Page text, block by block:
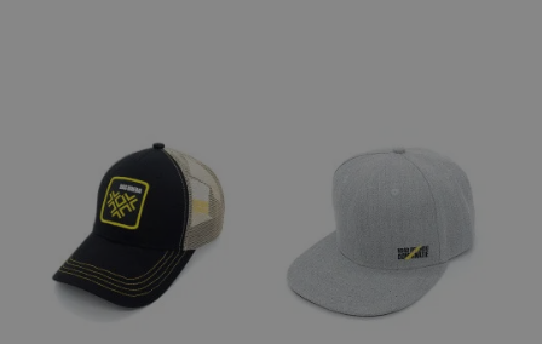
Hoe zijn jouw caps & mutsen in de Fanshop
beland?
In BN DeStem verscheen een artikel over de petjes die ik
eerder maakte voor een bekende dj. Eric Mathijsen, de
voormalig Commercieel Manager van NAC, had dat artikel